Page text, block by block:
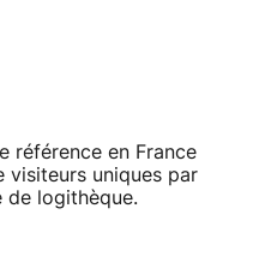
référence en France
visiteurs uniques par
de logithèque.